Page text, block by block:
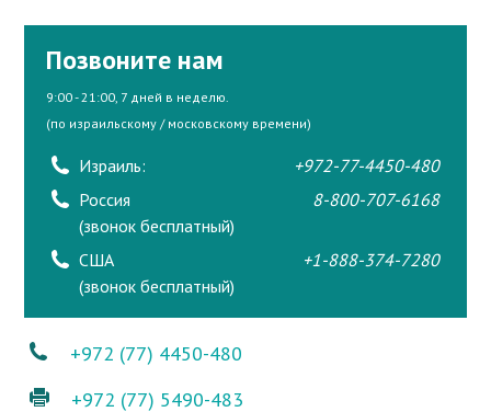
Позвоните нам
9:00 - 21:00, 7 дней в неделю.
(по израильскому / московскому времени)
Израиль:
+972-77-4450-480
Россия
(звонок бесплатный)
8-800-707-6168
США
(звонок бесплатный)
+1-888-374-7280
+972 (77) 4450-480
+972 (77) 5490-483